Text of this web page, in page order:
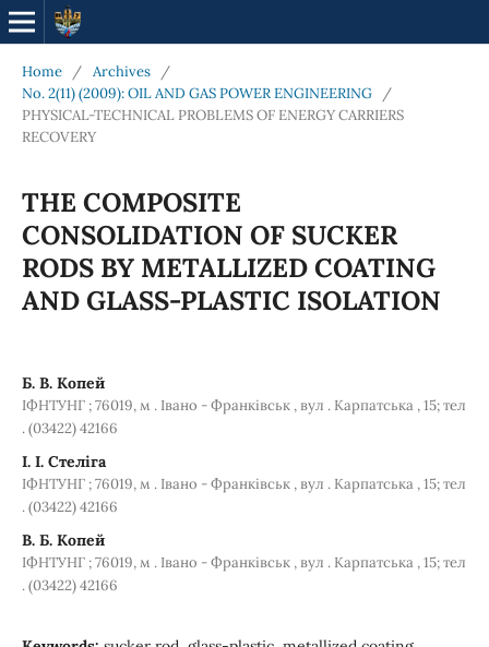
Home / Archives
/
No. 2(11) (2009): OIL AND GAS POWER ENGINEERING
/
PHYSICAL-TECHNICAL PROBLEMS OF ENERGY CARRIERS
RECOVERY
THE COMPOSITE
CONSOLIDATION OF SUCKER
RODS BY METALLIZED COATING
AND GLASS-PLASTIC ISOLATION
Б. В. Копей
ІФНТУНГ ; 76019, м . Івано - Франківськ , вул . Карпатська , 15; тел
. (03422) 42166
І. І. Стеліга
ІФНТУНГ ; 76019, м . Івано - Франківськ , вул . Карпатська , 15; тел
. (03422) 42166
В. Б. Копей
ІФНТУНГ ; 76019, м . Івано - Франківськ , вул . Карпатська , 15; тел
. (03422) 42166